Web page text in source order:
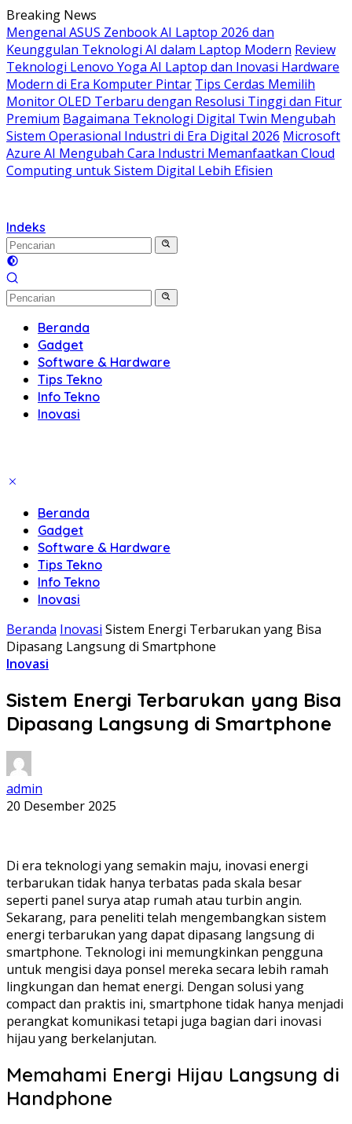
Langsung
ke
konten
Breaking News
Mengenal ASUS Zenbook AI Laptop 2026 dan
Keunggulan Teknologi AI dalam Laptop Modern Review
Teknologi Lenovo Yoga AI Laptop dan Inovasi Hardware
Modern di Era Komputer Pintar Tips Cerdas Memilih
Monitor OLED Terbaru dengan Resolusi Tinggi dan Fitur
Premium Bagaimana Teknologi Digital Twin Mengubah
Sistem Operasional Industri di Era Digital 2026 Microsoft
Azure AI Mengubah Cara Industri Memanfaatkan Cloud
Computing untuk Sistem Digital Lebih Efisien
Indeks
Beranda
Gadget
Software & Hardware
Tips Tekno
Info Tekno
Inovasi
Beranda
Gadget
Software & Hardware
Tips Tekno
Info Tekno
Inovasi
Beranda Inovasi Sistem Energi Terbarukan yang Bisa
Dipasang Langsung di Smartphone
Inovasi
Sistem Energi Terbarukan yang Bisa
Dipasang Langsung di Smartphone
admin
20 Desember 2025
Di era teknologi yang semakin maju, inovasi energi
terbarukan tidak hanya terbatas pada skala besar
seperti panel surya atap rumah atau turbin angin.
Sekarang, para peneliti telah mengembangkan sistem
energi terbarukan yang dapat dipasang langsung di
smartphone. Teknologi ini memungkinkan pengguna
untuk mengisi daya ponsel mereka secara lebih ramah
lingkungan dan hemat energi. Dengan solusi yang
compact dan praktis ini, smartphone tidak hanya menjadi
perangkat komunikasi tetapi juga bagian dari inovasi
hijau yang berkelanjutan.
Memahami Energi Hijau Langsung di
Handphone